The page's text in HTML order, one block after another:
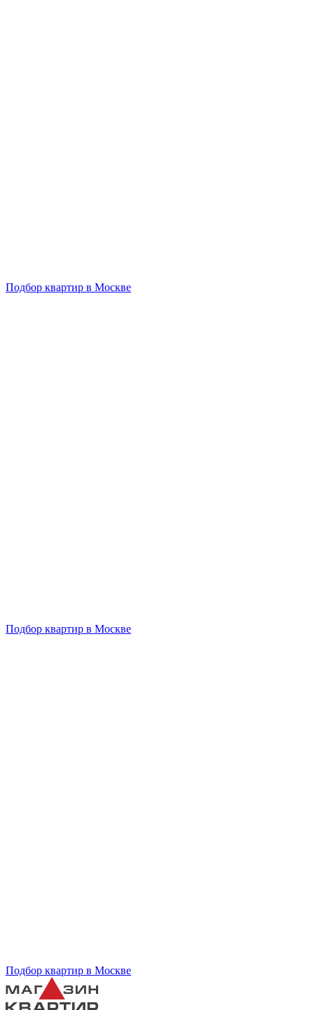
Подбор квартир в Москве
Подбор квартир в Москве
Подбор квартир в Москве